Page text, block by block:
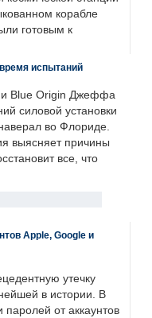
корабле
готовым к
испытаний
Blue Origin Джеффа
силовой установки
во Флориде.
выясняет причины
все, что
Apple, Google и
утечку
в истории. В
от аккаунтов